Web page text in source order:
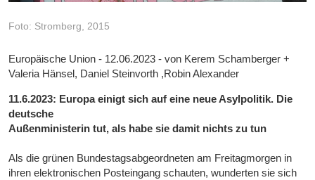
Foto: Stromberg, 2015
Europäische Union - 12.06.2023 - von Kerem Schamberger +
Valeria Hänsel, Daniel Steinvorth ,Robin Alexander
11.6.2023: Europa einigt sich auf eine neue Asylpolitik. Die
deutsche
Außenministerin tut, als habe sie damit nichts zu tun
Als die grünen Bundestagsabgeordneten am Freitagmorgen in
ihren elektronischen Posteingang schauten, wunderten sie sich